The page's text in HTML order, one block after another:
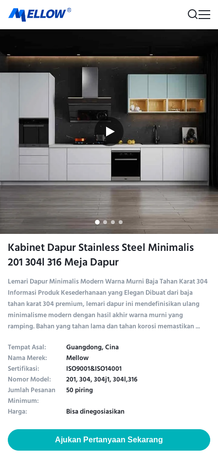
Kabinet Dapur Stainless Steel Minimalis
201 304l 316 Meja Dapur
Lemari Dapur Minimalis Modern Warna Murni Baja Tahan Karat 304
Informasi Produk Kesederhanaan yang Elegan Dibuat dari baja
tahan karat 304 premium, lemari dapur ini mendefinisikan ulang
minimalisme modern dengan hasil akhir warna murni yang
ramping. Bahan yang tahan lama dan tahan korosi memastikan ...
Tempat Asal:
Guangdong, Cina
Nama Merek: Mellow
Sertifikasi: ISO9001&ISO14001
Nomor Model: 201, 304, 304j1, 304l,316
Jumlah Pesanan
Minimum:
50 piring
Harga:
Bisa dinegosiasikan
Ajukan Pertanyaan Sekarang